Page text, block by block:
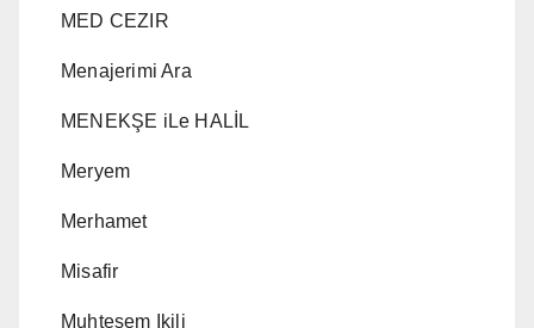
MED CEZIR
Menajerimi Ara
MENEKŞE iLe HALİL
Meryem
Merhamet
Misafir
Muhtesem Ikili